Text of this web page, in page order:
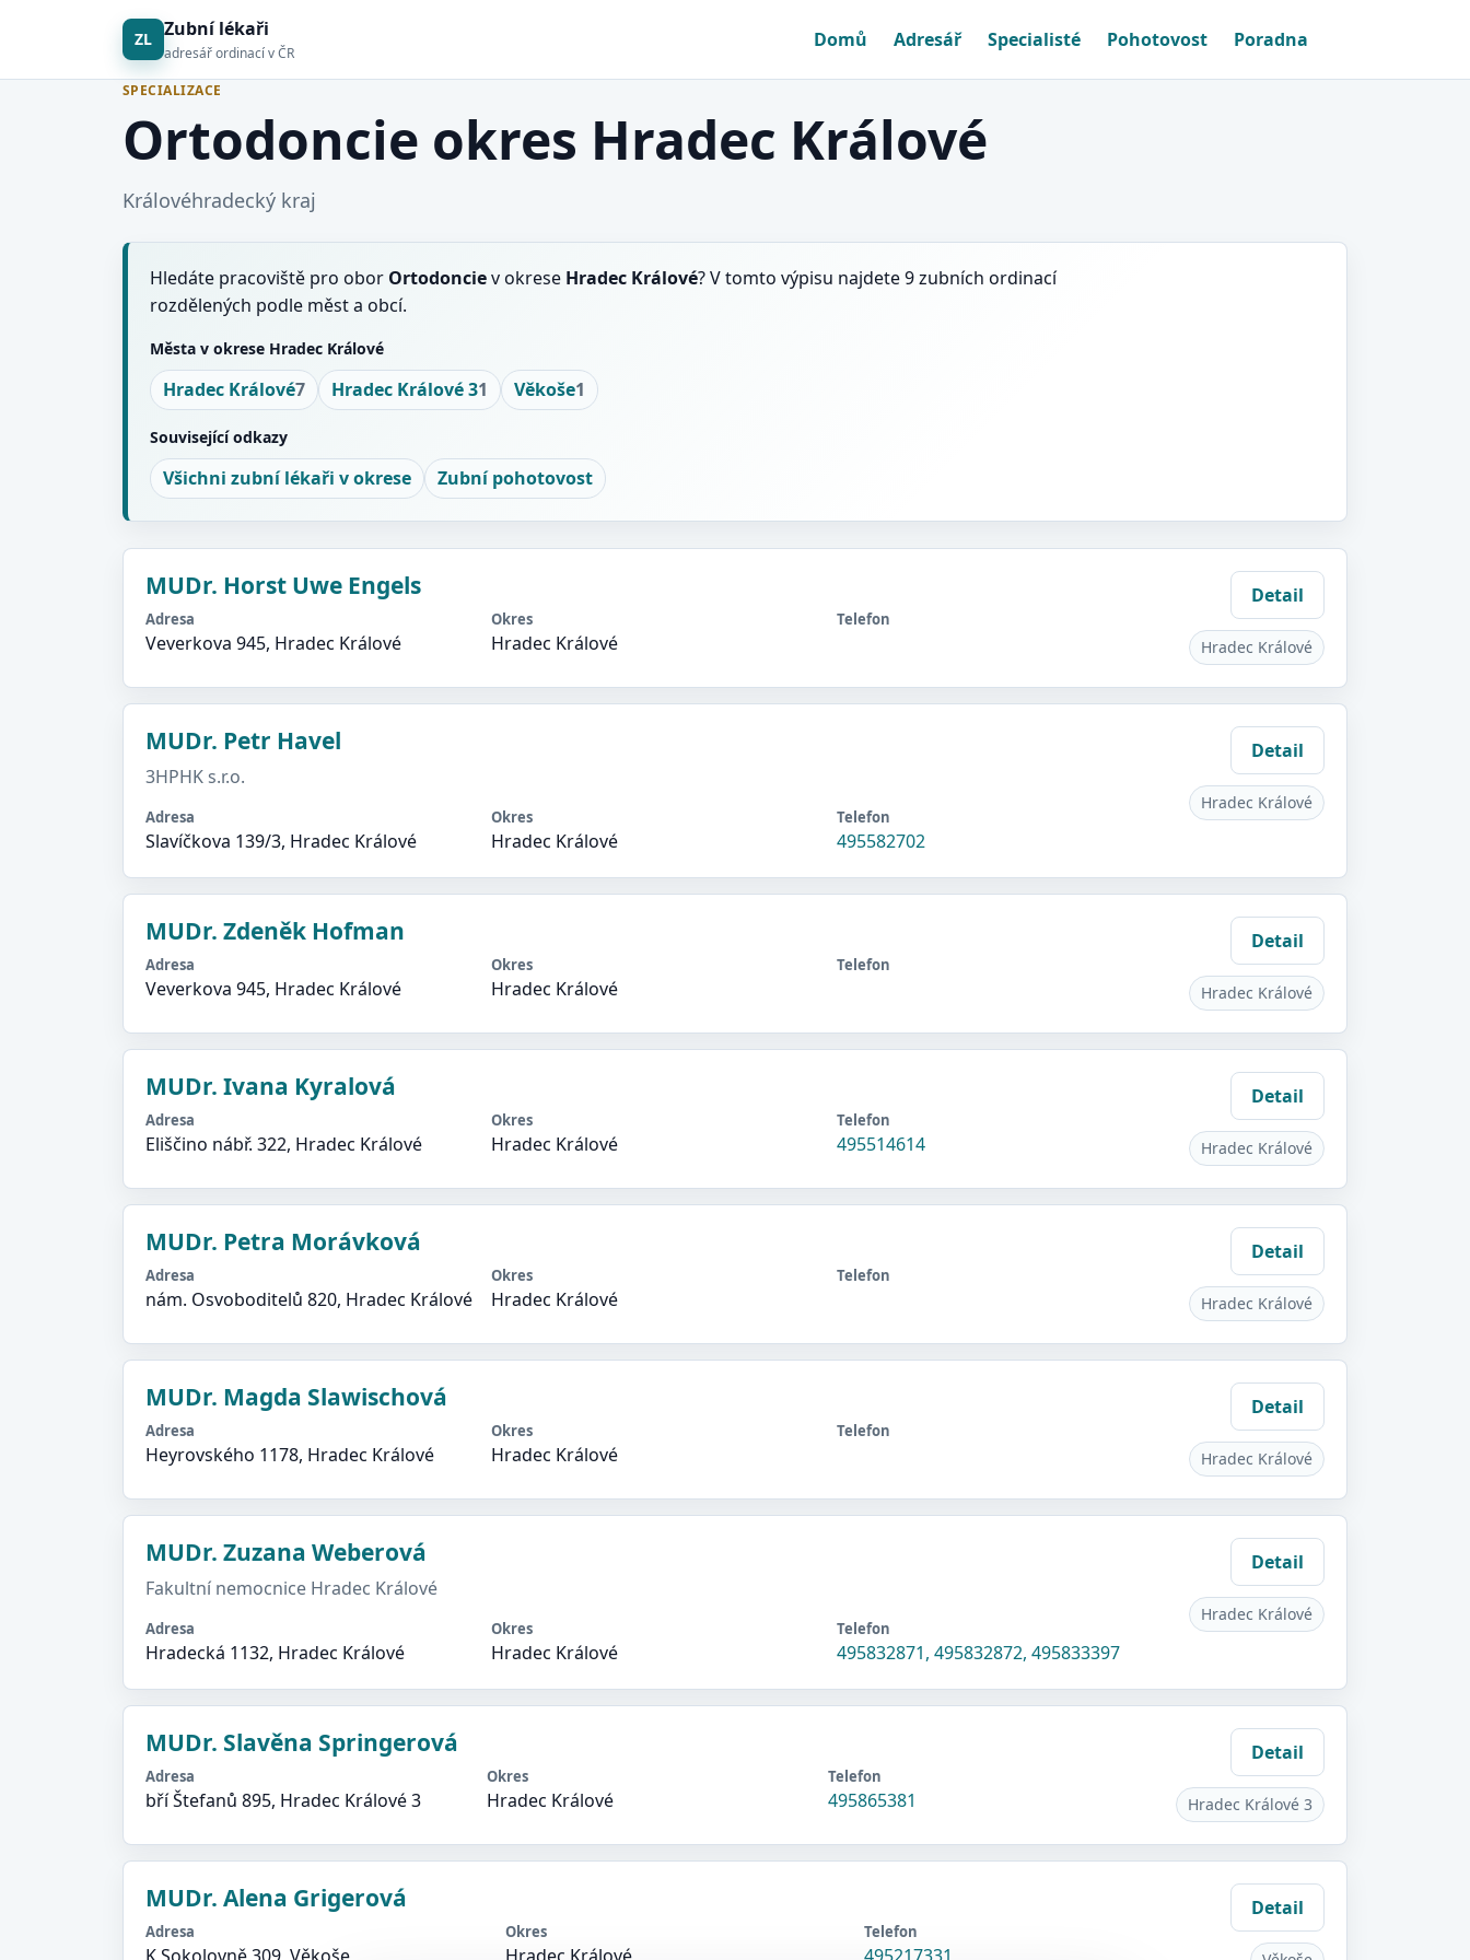
ZL Zubní lékaři
adresář ordinací v ČR
Domů Adresář Specialisté Pohotovost Poradna
SPECIALIZACE
Ortodoncie okres Hradec Králové
Královéhradecký kraj
Hledáte pracoviště pro obor Ortodonciev okrese Hradec Králové? V tomto výpisu najdete 9 zubních ordinací
rozdělených podle měst a obcí.
Města v okrese Hradec Králové
Hradec Králové7 Hradec Králové 31 Věkoše1
Související odkazy
Všichni zubní lékaři v okrese Zubní pohotovost
MUDr. Horst Uwe Engels
Adresa
Veverkova 945, Hradec Králové
Okres
Hradec Králové
Telefon
Detail
Hradec Králové
MUDr. Petr Havel
3HPHK s.r.o.
Adresa
Slavíčkova 139/3, Hradec Králové
Okres
Hradec Králové
Telefon
495582702
Detail
Hradec Králové
MUDr. Zdeněk Hofman
Adresa
Veverkova 945, Hradec Králové
Okres
Hradec Králové
Telefon
Detail
Hradec Králové
MUDr. Ivana Kyralová
Adresa
Eliščino nábř. 322, Hradec Králové
Okres
Hradec Králové
Telefon
495514614
Detail
Hradec Králové
MUDr. Petra Morávková
Adresa
nám. Osvoboditelů 820, Hradec Králové
Okres
Hradec Králové
Telefon
Detail
Hradec Králové
MUDr. Magda Slawischová
Adresa
Heyrovského 1178, Hradec Králové
Okres
Hradec Králové
Telefon
Detail
Hradec Králové
MUDr. Zuzana Weberová
Fakultní nemocnice Hradec Králové
Adresa
Hradecká 1132, Hradec Králové
Okres
Hradec Králové
Telefon
495832871, 495832872, 495833397
Detail
Hradec Králové
MUDr. Slavěna Springerová
Adresa
bří Štefanů 895, Hradec Králové 3
Okres
Hradec Králové
Telefon
495865381
Detail
Hradec Králové 3
MUDr. Alena Grigerová
Adresa Okres Telefon
Detail